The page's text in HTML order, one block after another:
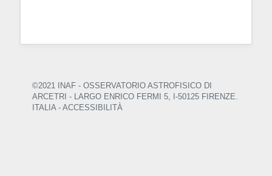
©2021 INAF - OSSERVATORIO ASTROFISICO DI
ARCETRI - LARGO ENRICO FERMI 5, I-50125 FIRENZE.
ITALIA - ACCESSIBILITÀ